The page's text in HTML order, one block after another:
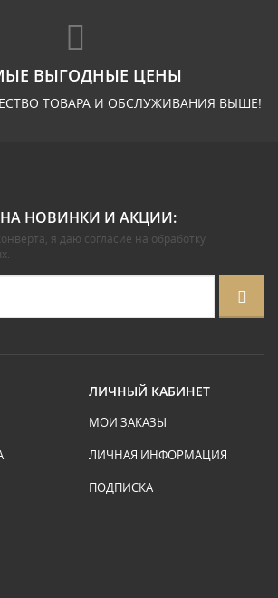
ВЫГОДНЫЕ ЦЕНЫ
ТОВАРА И ОБСЛУЖИВАНИЯ ВЫШЕ!
НОВИНКИ И АКЦИИ:
я даю согласие на обработку
.
ЛИЧНЫЙ КАБИНЕТ
МОИ ЗАКАЗЫ
ЛИЧНАЯ ИНФОРМАЦИЯ
ПОДПИСКА